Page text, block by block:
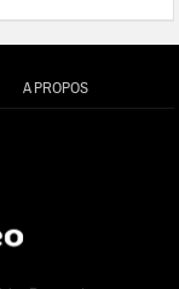
A PROPOS